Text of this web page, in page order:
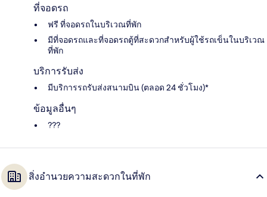
ที่จอดรถ
ฟรี ที่จอดรถในบริเวณที่พัก
มีที่จอดรถและที่จอดรถตู้ที่สะดวกสำหรับผู้ใช้รถเข็นในบริเวณ
ที่พัก
บริการรับส่ง
มีบริการรถรับส่งสนามบิน (ตลอด 24 ชั่วโมง)*
ข้อมูลอื่นๆ
???
สิ่งอำนวยความสะดวกในที่พัก